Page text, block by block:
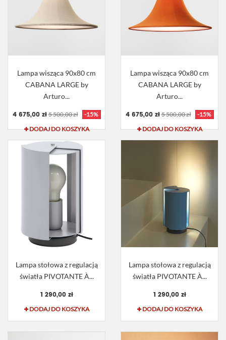
Lampa wisząca 90x80 cm
CABANA LARGE by
Arturo...
4 675,00 zł 5 500,00 zł
-15%
DODAJ DO KOSZYKA
Lampa wisząca 90x80 cm
CABANA LARGE by
Arturo...
4 675,00 zł 5 500,00 zł
-15%
DODAJ DO KOSZYKA
Lampa stołowa z regulacją
światła PIVOTANTE À...
1 290,00 zł
DODAJ DO KOSZYKA
Lampa stołowa z regulacją
światła PIVOTANTE À...
1 290,00 zł
DODAJ DO KOSZYKA